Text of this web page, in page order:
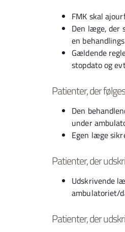
FMK skal
Den læge, der
en
Gældende
stopdato og
Patienter, der
Den
under
Egen læge
Patienter, der
Udskrivende
ambulatoriet/
Patienter, der